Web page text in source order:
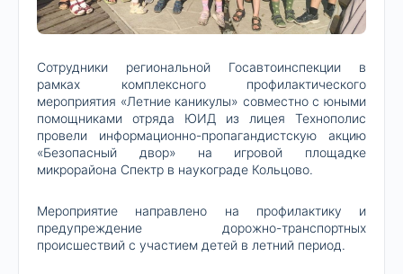
Сотрудники региональной Госавтоинспекции в
рамках комплексного профилактического
мероприятия «Летние каникулы» совместно с юными
помощниками отряда ЮИД из лицея Технополис
провели информационно-пропагандистскую акцию
«Безопасный двор» на игровой площадке
микрорайона Спектр в наукограде Кольцово.
Мероприятие направлено на профилактику и
предупреждение дорожно-транспортных
происшествий с участием детей в летний период.